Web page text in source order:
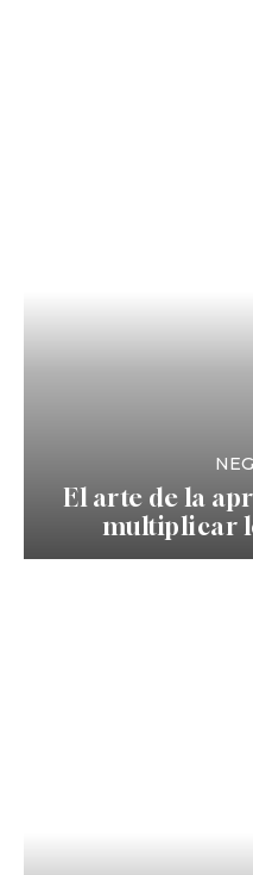
El arte de la
multiplicar